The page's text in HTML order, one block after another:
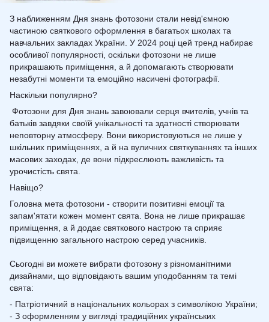
З наближенням Дня знань фотозони стали невід'ємною
частиною святкового оформлення в багатьох школах та
навчальних закладах України. У 2024 році цей тренд набирає
особливої популярності, оскільки фотозони не лише
прикрашають приміщення, а й допомагають створювати
незабутні моменти та емоційно насичені фотографії.
Наскільки популярно?
Фотозони для Дня знань завоювали серця вчителів, учнів та
батьків завдяки своїй унікальності та здатності створювати
неповторну атмосферу. Вони використовуються не лише у
шкільних приміщеннях, а й на вуличних святкуваннях та інших
масових заходах, де вони підкреслюють важливість та
урочистість свята.
Навіщо?
Головна мета фотозони - створити позитивні емоції та
запам'ятати кожен момент свята. Вона не лише прикрашає
приміщення, а й додає святкового настрою та сприяє
підвищенню загального настрою серед учасників.
Сьогодні ви можете вибрати фотозону з різноманітними
дизайнами, що відповідають вашим уподобанням та темі
свята:
- Патріотичний в національних кольорах з символікою України;
- З оформленням у вигляді традиційних українських